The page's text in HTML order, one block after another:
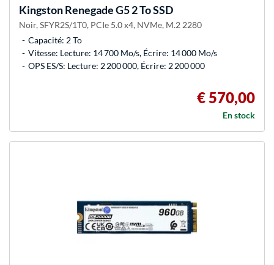
KingstonRenegade G5 2 To SSD
Noir, SFYR2S/1T0, PCIe 5.0 x4, NVMe, M.2 2280
Capacité: 2 To
Vitesse: Lecture: 14 700 Mo/s, Écrire: 14 000 Mo/s
OPS ES/S: Lecture: 2 200 000, Écrire: 2 200 000
€ 570,00
En stock